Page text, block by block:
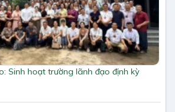
Sinh hoạt trường lãnh đạo định kỳ